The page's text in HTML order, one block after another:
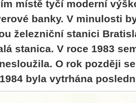
místě tyčí moderní
banky. V minulosti
železniční stanici
stanica. V roce 1983
O rok později
byla vytrhána